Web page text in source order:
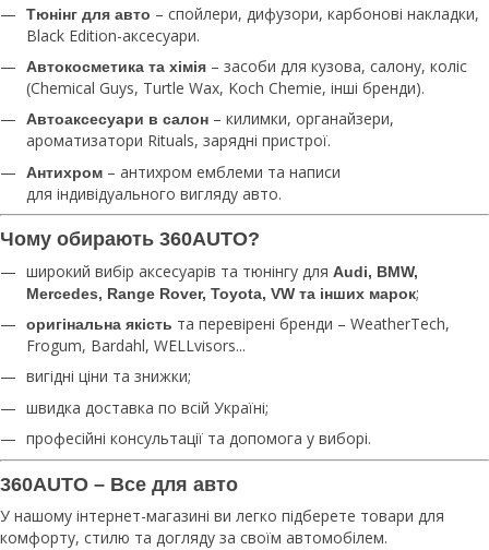
Тюнінг для авто – спойлери, дифузори, карбонові накладки,
Black Edition-аксесуари.
Автокосметика та хімія – засоби для кузова, салону, коліс
(Chemical Guys, Turtle Wax, Koch Chemie, інші бренди).
Автоаксесуари в салон – килимки, органайзери,
ароматизатори Rituals, зарядні пристрої.
Антихром – антихром емблеми та написи
для індивідуального вигляду авто.
Чому обирають 360AUTO?
широкий вибір аксесуарів та тюнінгу для Audi, BMW,
Mercedes, Range Rover, Toyota, VW та інших марок;
оригінальна якість та перевірені бренди – WeatherTech,
Frogum, Bardahl, WELLvisors...
вигідні ціни та знижки;
швидка доставка по всій Україні;
професійні консультації та допомога у виборі.
360AUTO – Все для авто
У нашому інтернет-магазині ви легко підберете товари для
комфорту, стилю та догляду за своїм автомобілем.